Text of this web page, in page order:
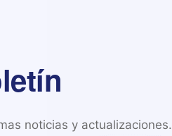
noticias y actualizaciones.